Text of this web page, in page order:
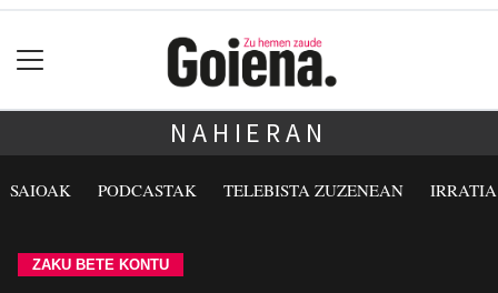
NAHIERAN
SAIOAK PODCASTAK TELEBISTA ZUZENEAN
ZAKU BETE KONTU